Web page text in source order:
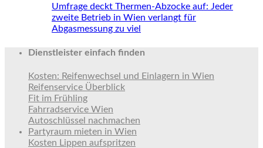
Umfrage deckt Thermen-Abzocke auf: Jeder
zweite Betrieb in Wien verlangt für
Abgasmessung zu viel
Dienstleister einfach finden
Kosten: Reifenwechsel und Einlagern in Wien
Reifenservice Überblick
Fit im Frühling
Fahrradservice Wien
Autoschlüssel nachmachen
Partyraum mieten in Wien
Kosten Lippen aufspritzen